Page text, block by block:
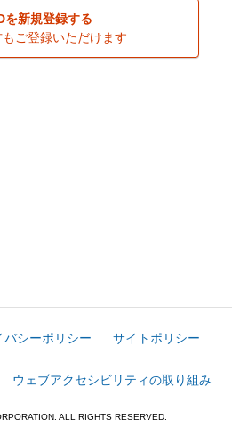
を新規登録する
ご登録いただけます
バシーポリシー サイトポリシー
ウェブアクセシビリティの取り組み
ALL RIGHTS RESERVED.